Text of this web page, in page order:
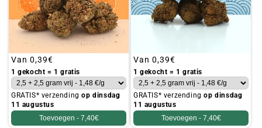
Gebruikelijke
prijs
Van 0,39€
1 gekocht = 1 gratis
GRATIS* verzendingop dinsdag
11 augustus
Toevoegen - 7,40€
Gebruikelijke
prijs
Van 0,39€
1 gekocht = 1 gratis
GRATIS* verzendingop dinsdag
11 augustus
Toevoegen - 7,40€